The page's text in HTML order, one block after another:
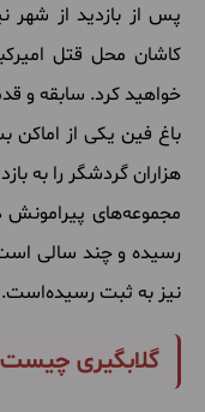
پس از بازدید از شهر
کاشان محل قتل
خواهید کرد. سابقه و
باغ فین یکی از اماکن
هزاران گردشگر را به
رسیده و چند سالی
نیز به ثبت رسیده‌است.
گلابگیری